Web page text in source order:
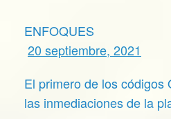
ENFOQUES
20 septiembre, 2021
El primero de los códigos
las inmediaciones de la